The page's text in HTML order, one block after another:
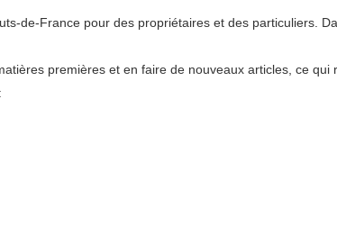
de-France pour des propriétaires et des particuliers.
premières et en faire de nouveaux articles, ce